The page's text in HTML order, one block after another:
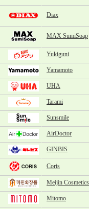
Diax
MAX SumiSoap
Yukiguni
Yamamoto
UHA
Tarami
Sunsmile
AirDoctor
GINBIS
Coris
Meijin Cosmetics
Mitomo